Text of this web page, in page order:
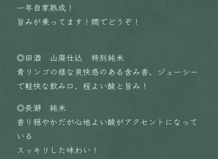
一年自家熟成！
旨みが乗ってます！燗でどうぞ！
◎田酒 山廃仕込 特別純米
青リンゴの様な爽快感のある含み香、ジューシー
で軽快な飲み口、程よい酸と旨み！
◎長瀞 純米
香り穏やかだが心地よい酸がアクセントになって
いる
スッキリした味わい！